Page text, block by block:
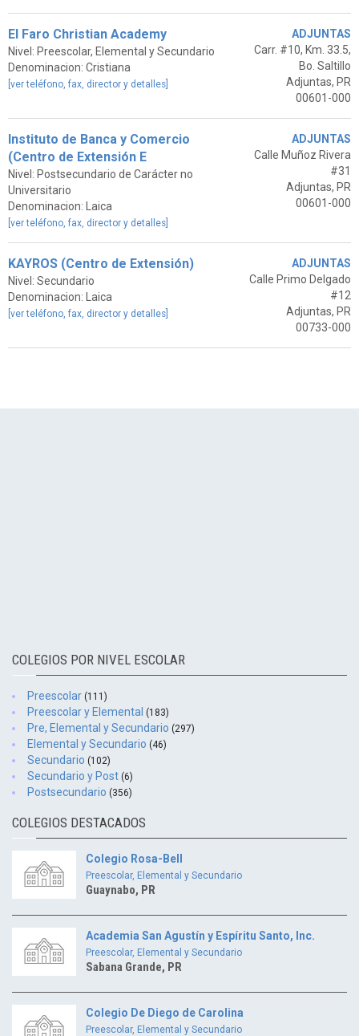
El Faro Christian Academy
Nivel: Preescolar, Elemental y Secundario
Denominacion: Cristiana
[ver teléfono, fax, director y detalles]
ADJUNTAS
Carr. #10, Km. 33.5,
Bo. Saltillo
Adjuntas, PR
00601-000
Instituto de Banca y Comercio
(Centro de Extensión E
Nivel: Postsecundario de Carácter no
Universitario
Denominacion: Laica
[ver teléfono, fax, director y detalles]
ADJUNTAS
Calle Muñoz Rivera
#31
Adjuntas, PR
00601-000
KAYROS (Centro de Extensión)
Nivel: Secundario
Denominacion: Laica
[ver teléfono, fax, director y detalles]
ADJUNTAS
Calle Primo Delgado
#12
Adjuntas, PR
00733-000
COLEGIOS POR NIVEL ESCOLAR
Preescolar (111)
Preescolar y Elemental (183)
Pre, Elemental y Secundario (297)
Elemental y Secundario (46)
Secundario (102)
Secundario y Post (6)
Postsecundario (356)
COLEGIOS DESTACADOS
Colegio Rosa-Bell
Preescolar, Elemental y Secundario
Guaynabo, PR
Academia San Agustín y Espíritu Santo, Inc.
Preescolar, Elemental y Secundario
Sabana Grande, PR
Colegio De Diego de Carolina
Preescolar, Elemental y Secundario